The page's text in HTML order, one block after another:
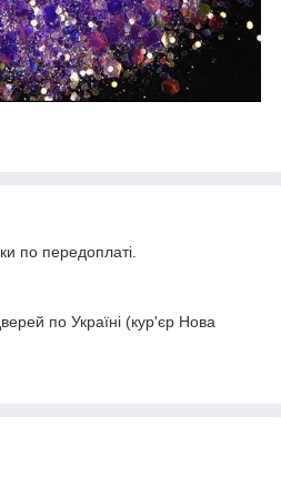
по передоплаті.
по Україні (кур'єр Нова